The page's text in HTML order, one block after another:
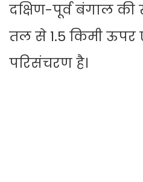
दक्षिण-पूर्व बंगाल
तल से 1.5 किमी ऊपर
परिसंचरण है।